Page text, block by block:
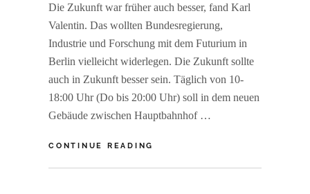
Die Zukunft war früher auch besser, fand Karl
Valentin. Das wollten Bundesregierung,
Industrie und Forschung mit dem Futurium in
Berlin vielleicht widerlegen. Die Zukunft sollte
auch in Zukunft besser sein. Täglich von 10-
18:00 Uhr (Do bis 20:00 Uhr) soll in dem neuen
Gebäude zwischen Hauptbahnhof …
CONTINUE READING